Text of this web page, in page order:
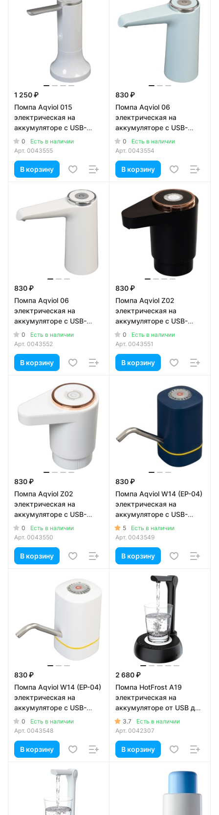
1 250 ₽
Помпа Aqviol 015
электрическая на
аккумуляторе с USB-
адаптером для 19л
бутылей, белая
0
Есть в наличии
Арт. 0043555
В корзину
830 ₽
Помпа Aqviol 06
электрическая на
аккумуляторе с USB-
адаптером для 19л
бутылей, голубая
0
Есть в наличии
Арт. 0043554
В корзину
830 ₽
Помпа Aqviol 06
электрическая на
аккумуляторе с USB-
адаптером для 19л
бутылей, белая
0
Есть в наличии
Арт. 0043552
В корзину
830 ₽
Помпа Aqviol Z02
электрическая на
аккумуляторе с USB-
адаптером для 19л
бутылей, черная
0
Есть в наличии
Арт. 0043551
В корзину
830 ₽
Помпа Aqviol Z02
электрическая на
аккумуляторе с USB-
адаптером для 19л
бутылей, белая
0
Есть в наличии
Арт. 0043550
В корзину
830 ₽
Помпа Aqviol W14 (EP-04)
электрическая на
аккумуляторе с USB-
адаптером для 19л
бутылей, синяя
5
Есть в наличии
Арт. 0043549
В корзину
830 ₽
Помпа Aqviol W14 (EP-04)
электрическая на
аккумуляторе с USB-
адаптером для 19л
бутылей, белая
0
Есть в наличии
Арт. 0043548
В корзину
2 680 ₽
Помпа HotFrost A19
электрическая на
аккумуляторе от USB для
5-19л бутылей, черная (в
коробке)
3.7
Есть в наличии
Арт. 0042307
В корзину